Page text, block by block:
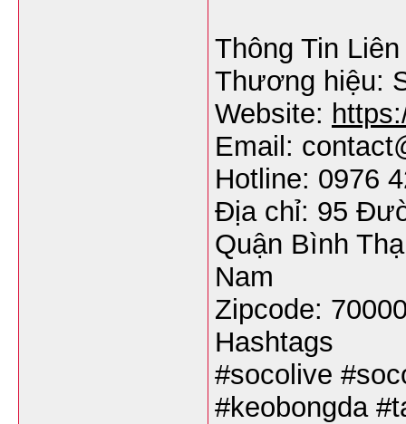
Thông Tin
Thương hiệu:
Website:
Email:
Hotline: 0976
Địa chỉ: 95
Quận Bình
Nam
Zipcode:
Hashtags
#socolive
#keobongda